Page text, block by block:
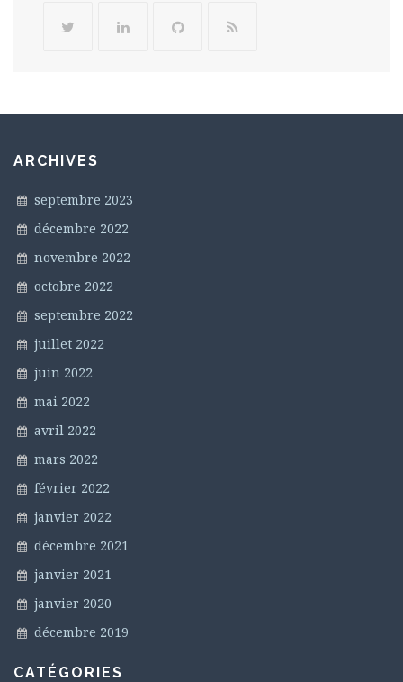
ARCHIVES
septembre 2023
décembre 2022
novembre 2022
octobre 2022
septembre 2022
juillet 2022
juin 2022
mai 2022
avril 2022
mars 2022
février 2022
janvier 2022
décembre 2021
janvier 2021
janvier 2020
décembre 2019
CATÉGORIES